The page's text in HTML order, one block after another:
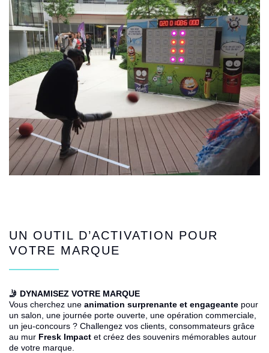
">
">
UN OUTIL D’ACTIVATION POUR
VOTRE MARQUE
🤳 DYNAMISEZ VOTRE MARQUE
Vous cherchez une animation surprenante et engageante pour
un salon, une journée porte ouverte, une opération commerciale,
un jeu-concours ? Challengez vos clients, consommateurs grâce
au mur Fresk Impact et créez des souvenirs mémorables autour
de votre marque.